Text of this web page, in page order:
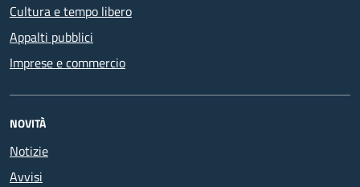
Cultura e tempo libero
Appalti pubblici
Imprese e commercio
NOVITÀ
Notizie
Avvisi